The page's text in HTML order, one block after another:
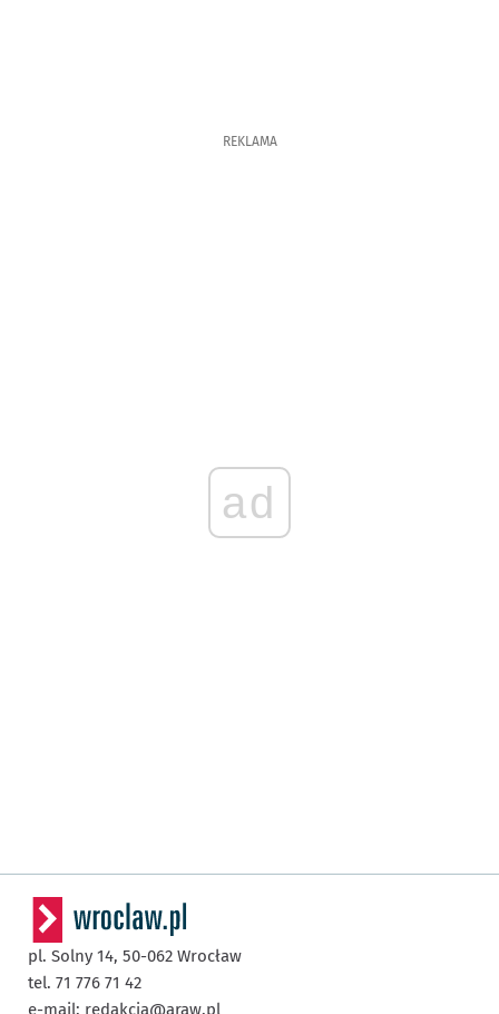
REKLAMA
ad
pl. Solny 14, 50-062 Wrocław
tel. 71 776 71 42
e-mail: redakcja@araw.pl